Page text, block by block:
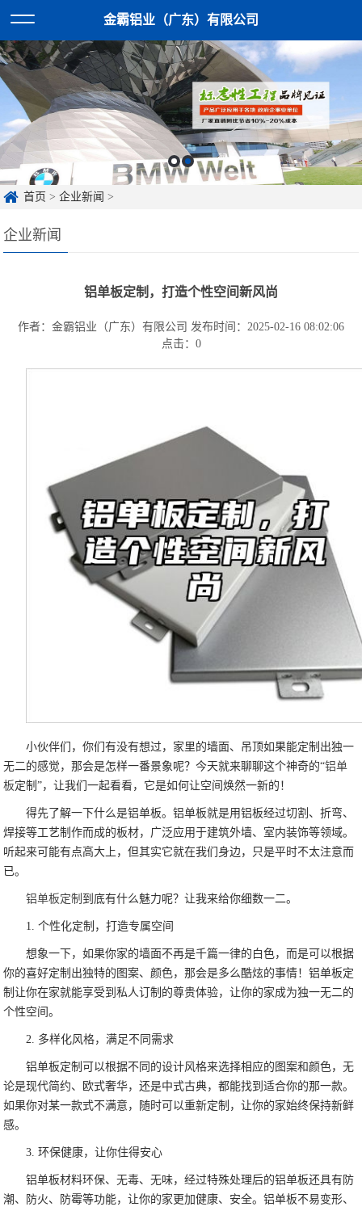
金霸铝业（广东）有限公司
首页 >企业新闻 >
企业新闻
铝单板定制，打造个性空间新风尚
作者：金霸铝业（广东）有限公司 发布时间：2025-02-16 08:02:06
点击： 0
小伙伴们，你们有没有想过，家里的墙面、吊顶如果能定制出独一
无二的感觉，那会是怎样一番景象呢？今天就来聊聊这个神奇的“铝单
板定制”，让我们一起看看，它是如何让空间焕然一新的！
得先了解一下什么是铝单板。铝单板就是用铝板经过切割、折弯、
焊接等工艺制作而成的板材，广泛应用于建筑外墙、室内装饰等领域。
听起来可能有点高大上，但其实它就在我们身边，只是平时不太注意而
已。
铝单板定制 到底有什么魅力呢？让我来给你细数一二。
1. 个性化定制，打造专属空间
想象一下，如果你家的墙面不再是千篇一律的白色，而是可以根据
你的喜好定制出独特的图案、颜色，那会是多么酷炫的事情！铝单板定
制让你在家就能享受到私人订制的尊贵体验，让你的家成为独一无二的
个性空间。
2. 多样化风格，满足不同需求
铝单板定制可以根据不同的设计风格来选择相应的图案和颜色，无
论是现代简约、欧式奢华，还是中式古典，都能找到适合你的那一款。
如果你对某一款式不满意，随时可以重新定制，让你的家始终保持新鲜
感。
3. 环保健康，让你住得安心
铝单板材料环保、无毒、无味，经过特殊处理后的铝单板还具有防
潮、防火、防霉等功能，让你的家更加健康、安全。铝单板不易变形、